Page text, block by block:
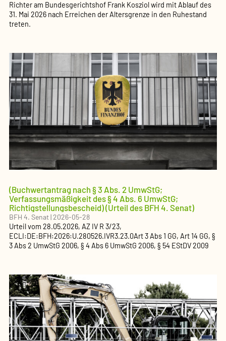
Richter am Bundesgerichtshof Frank Kosziol wird mit Ablauf des
31. Mai 2026 nach Erreichen der Altersgrenze in den Ruhestand
treten.
(Buchwertantrag nach § 3 Abs. 2 UmwStG;
Verfassungsmäßigkeit des § 4 Abs. 6 UmwStG;
Richtigstellungsbescheid) (Urteil des BFH 4. Senat)
BFH 4. Senat|2026-05-28
Urteilvom 28.05.2026, AZ IV R 3/23,
ECLI:DE:BFH:2026:U.280526.IVR3.23.0Art 3 Abs 1 GG, Art 14 GG, §
3 Abs 2 UmwStG 2006, § 4 Abs 6 UmwStG 2006, § 54 EStDV 2009